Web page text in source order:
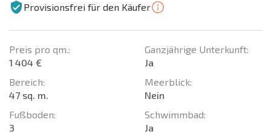
Provisionsfrei für den Käufer
Preis pro qm.:
1 404 €
Bereich:
47 sq. m.
Fußboden:
3
Ganzjährige Unterkunft:
Ja
Meerblick:
Nein
Schwimmbad:
Ja